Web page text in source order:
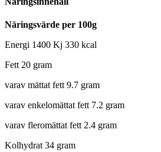
Näringsvärde per 100g
Energi 1400 Kj 330 kcal
Fett 20 gram
varav mättat fett 9.7 gram
varav enkelomättat fett 7.2 gram
varav fleromättat fett 2.4 gram
Kolhydrat 34 gram